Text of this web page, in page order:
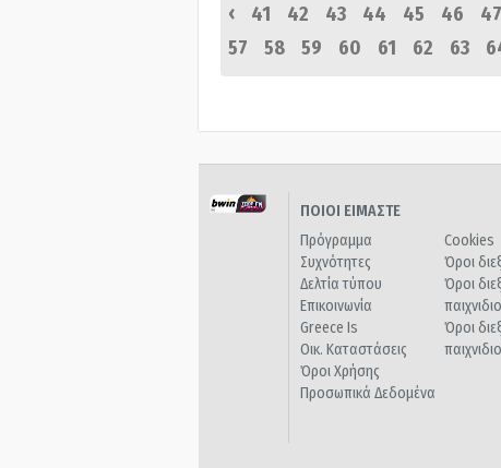
‹
41 42 43 44 45 46 47
57
58 59 60 61 62 63
ΠΟΙΟΙ ΕΙΜΑΣΤΕ
Πρόγραμμα
Συχνότητες
Δελτία τύπου
Επικοινωνία
Greece Is
Οικ. Καταστάσεις
Όροι Χρήσης
Προσωπικά Δεδομένα
Cookies
Όροι
Όροι
Όροι